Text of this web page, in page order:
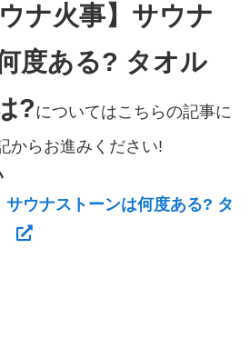
ウナ火事】サウナ
度ある? タオル
?についてはこちらの記事に
からお進みください!
サウナストーンは何度ある? タ